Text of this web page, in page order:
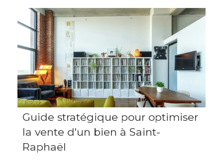
Guide stratégique pour optimiser
la vente d'un bien à Saint-
Raphaël